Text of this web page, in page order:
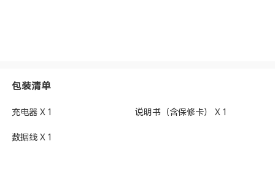
包装清单
充电器 X 1 说明书（含保修卡） X 1
数据线 X 1